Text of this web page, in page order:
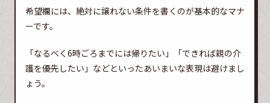
希望欄には、絶対に譲れない条件を書くのが基本的なマナ
ーです。
「なるべく6時ごろまでには帰りたい」「できれば親の介
護を優先したい」などといったあいまいな表現は避けまし
ょう。